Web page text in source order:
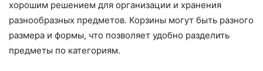
хорошим решением для организации и хранения
разнообразных предметов. Корзины могут быть разного
размера и формы, что позволяет удобно разделить
предметы по категориям.